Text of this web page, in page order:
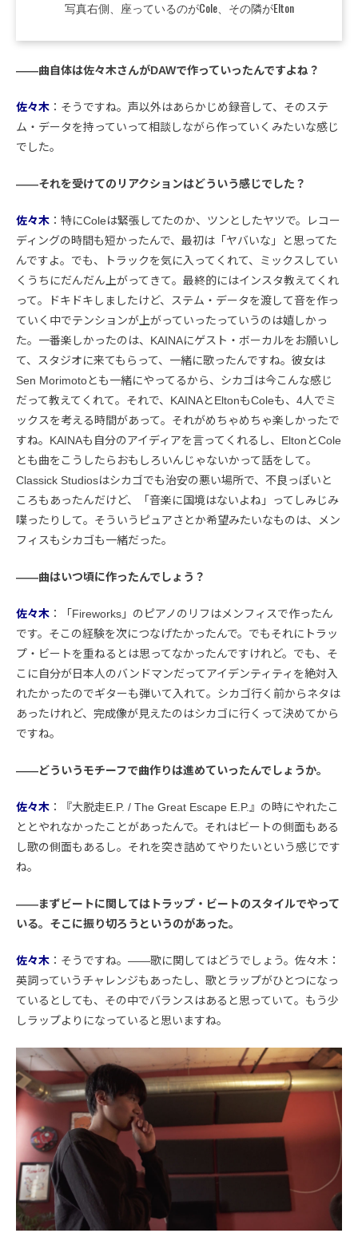
写真右側、座っているのがCole、その隣がElton
――曲自体は佐々木さんがDAWで作っていったんですよね？
佐々木 ：そうですね。声以外はあらかじめ録音して、そのステ
ム・データを持っていって相談しながら作っていくみたいな感じ
でした。
――それを受けてのリアクションはどういう感じでした？
佐々木 ：特にColeは緊張してたのか、ツンとしたヤツで。レコー
ディングの時間も短かったんで、最初は「ヤバいな」と思ってた
んですよ。でも、トラックを気に入ってくれて、ミックスしてい
くうちにだんだん上がってきて。最終的にはインスタ教えてくれ
って。ドキドキしましたけど、ステム・データを渡して音を作っ
ていく中でテンションが上がっていったっていうのは嬉しかっ
た。一番楽しかったのは、KAINAにゲスト・ボーカルをお願いし
て、スタジオに来てもらって、一緒に歌ったんですね。彼女は
Sen Morimotoとも一緒にやってるから、シカゴは今こんな感じ
だって教えてくれて。それで、KAINAとEltonもColeも、4人でミ
ックスを考える時間があって。それがめちゃめちゃ楽しかったで
すね。KAINAも自分のアイディアを言ってくれるし、EltonとCole
とも曲をこうしたらおもしろいんじゃないかって話をして。
Classick Studiosはシカゴでも治安の悪い場所で、不良っぽいと
ころもあったんだけど、「音楽に国境はないよね」ってしみじみ
喋ったりして。そういうピュアさとか希望みたいなものは、メン
フィスもシカゴも一緒だった。
――曲はいつ頃に作ったんでしょう？
佐々木 ：「Fireworks」のピアノのリフはメンフィスで作ったん
です。そこの経験を次につなげたかったんで。でもそれにトラッ
プ・ビートを重ねるとは思ってなかったんですけれど。でも、そ
こに自分が日本人のバンドマンだってアイデンティティを絶対入
れたかったのでギターも弾いて入れて。シカゴ行く前からネタは
あったけれど、完成像が見えたのはシカゴに行くって決めてから
ですね。
――どういうモチーフで曲作りは進めていったんでしょうか。
佐々木 ：『大脱走E.P. / The Great Escape E.P.』の時にやれたこ
ととやれなかったことがあったんで。それはビートの側面もある
し歌の側面もあるし。それを突き詰めてやりたいという感じです
ね。
――まずビートに関してはトラップ・ビートのスタイルでやって
いる。そこに振り切ろうというのがあった。
佐々木 ：そうですね。――歌に関してはどうでしょう。佐々木：
英詞っていうチャレンジもあったし、歌とラップがひとつになっ
ているとしても、その中でバランスはあると思っていて。もう少
しラップよりになっていると思いますね。